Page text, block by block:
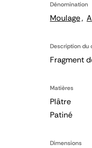
Dénomination
Moulage
Description du
Fragment
Matières
Plâtre
Patiné
Dimensions